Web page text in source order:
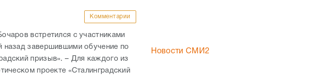
Комментарии
встретился с участниками
назад завершившими обучение по
призыв». – Для каждого из
проекте «Сталинградский
Новости СМИ2